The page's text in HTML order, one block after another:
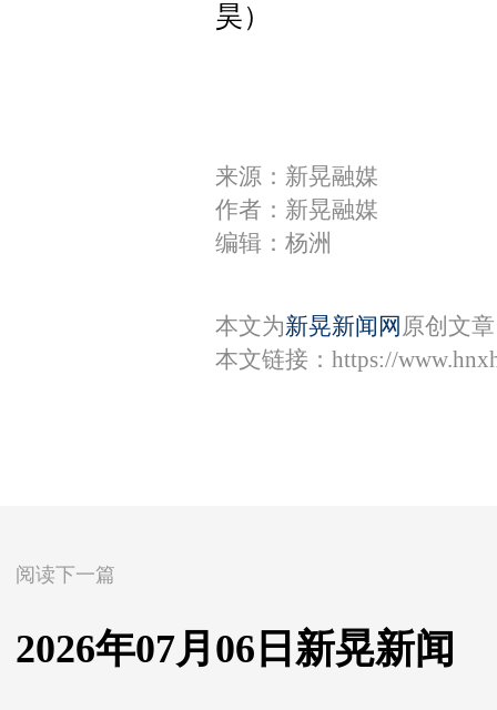
昊）
来源：新晃融媒
作者：新晃融媒
编辑：杨洲
本文为新晃新闻网 原创文
本文链接： https://
阅读下一篇
2026年07月06日新晃新闻